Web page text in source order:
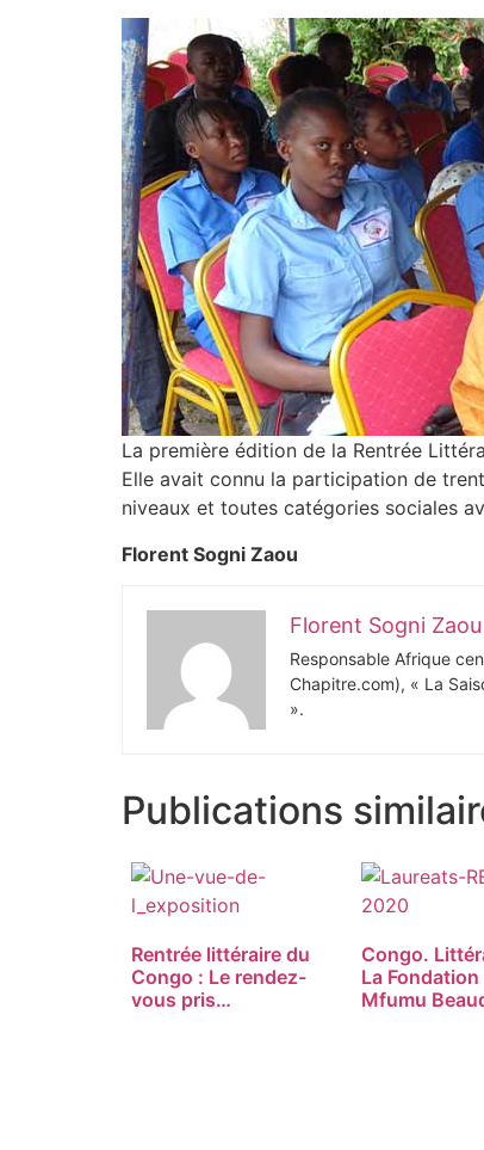
La première édition de la Rentrée
Elle avait connu la participation de
niveaux et toutes catégories sociales
Florent Sogni Zaou
Florent Sogni Zaou
Responsable Afrique
Chapitre.com), « La
».
Publications
Rentrée littéraire du
Congo : Le rendez-
vous pris…
Congo.
La Fondation
Mfumu